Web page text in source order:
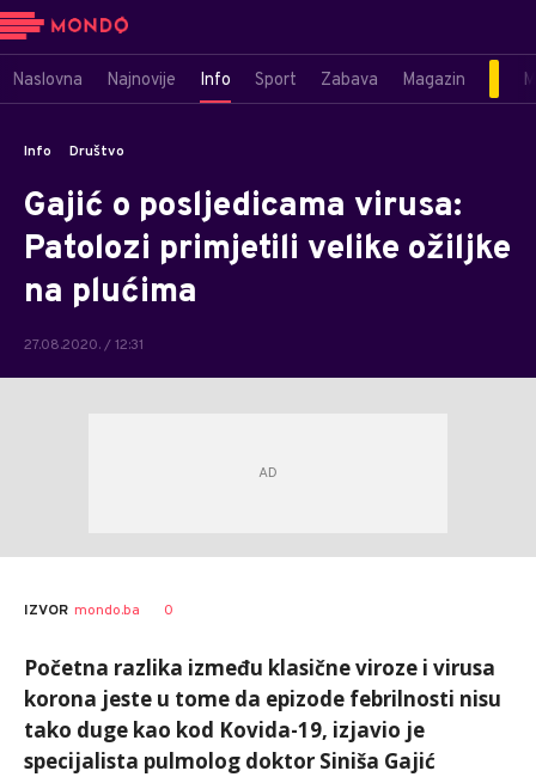
Naslovna Najnovije Info Sport Zabava Magazin
Info Društvo
Gajić o posljedicama virusa:
Patolozi primjetili velike ožiljke
na plućima
27.08.2020. / 12:31
IZVOR mondo.ba 0
Početna razlika između klasične viroze i virusa
korona jeste u tome da epizode febrilnosti nisu
tako duge kao kod Kovida-19, izjavio je
specijalista pulmolog doktor Siniša Gajić